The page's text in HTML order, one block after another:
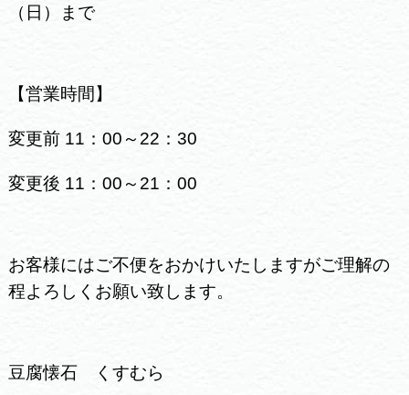
（日）まで
【営業時間】
変更前 11：00～22：30
変更後 11：00～21：00
お客様にはご不便をおかけいたしますがご理解の
程よろしくお願い致します。
豆腐懐石 くすむら